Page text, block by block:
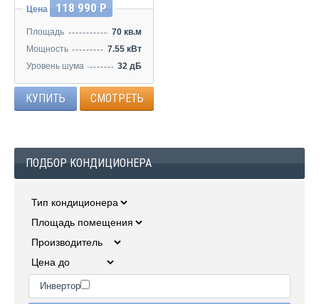
Цена 118 990 Р
Площадь
70 кв.м
Мощность
7.55 кВт
Уровень шума
32 дБ
КУПИТЬ СМОТРЕТЬ
ПОДБОР КОНДИЦИОНЕРА
Инвертор